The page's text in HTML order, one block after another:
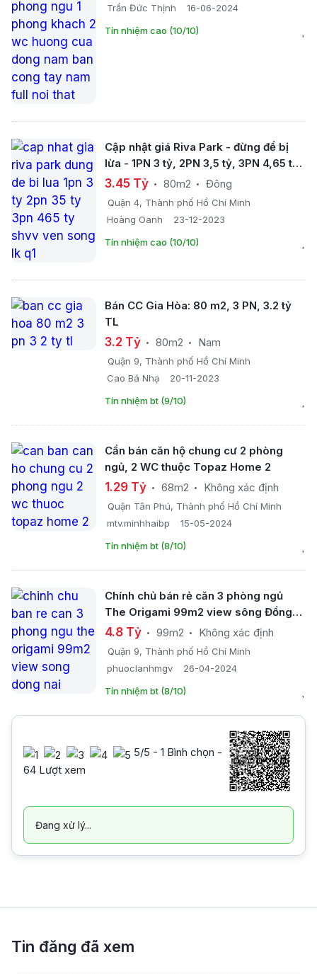
Trần Đức Thịnh
16-06-2024
Tín nhiệm cao (10/10)
Cập nhật giá Riva Park - đừng để bị
lừa - 1PN 3 tỷ, 2PN 3,5 tỷ, 3PN 4,65 tỷ
SHVV, ven sông, LK Q1
3.45 Tỷ 80m2 Đông
Quận 4, Thành phố Hồ Chí Minh
Hoàng Oanh
23-12-2023
Tín nhiệm cao (10/10)
Bán CC Gia Hòa: 80 m2, 3 PN, 3.2 tỷ
TL
3.2 Tỷ 80m2 Nam
Quận 9, Thành phố Hồ Chí Minh
Cao Bá Nhạ
20-11-2023
Tín nhiệm bt (9/10)
Cần bán căn hộ chung cư 2 phòng
ngủ, 2 WC thuộc Topaz Home 2
1.29 Tỷ 68m2 Không xác định
Quận Tân Phú, Thành phố Hồ Chí Minh
mtv.minhhaibp
15-05-2024
Tín nhiệm bt (8/10)
Chính chủ bán rẻ căn 3 phòng ngủ
The Origami 99m2 view sông Đồng
Nai
4.8 Tỷ 99m2 Không xác định
Quận 9, Thành phố Hồ Chí Minh
phuoclanhmgv
26-04-2024
Tín nhiệm bt (8/10)
5/5 - 1 Bình chọn -
64 Lượt xem
Đang xử lý...
Tin đăng đã xem